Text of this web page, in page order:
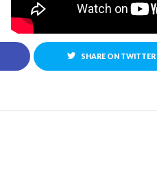
SHARE ON TWITTER